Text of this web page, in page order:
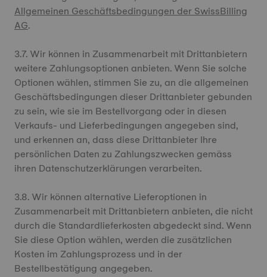
Allgemeinen Geschäftsbedingungen der SwissBilling
AG.
3.7. Wir können in Zusammenarbeit mit Drittanbietern
weitere Zahlungsoptionen anbieten. Wenn Sie solche
Optionen wählen, stimmen Sie zu, an die allgemeinen
Geschäftsbedingungen dieser Drittanbieter gebunden
zu sein, wie sie im Bestellvorgang oder in diesen
Verkaufs- und Lieferbedingungen angegeben sind,
und erkennen an, dass diese Drittanbieter Ihre
persönlichen Daten zu Zahlungszwecken gemäss
ihren Datenschutzerklärungen verarbeiten.
3.8. Wir können alternative Lieferoptionen in
Zusammenarbeit mit Drittanbietern anbieten, die nicht
durch die Standardlieferkosten abgedeckt sind. Wenn
Sie diese Option wählen, werden die zusätzlichen
Kosten im Zahlungsprozess und in der
Bestellbestätigung angegeben.